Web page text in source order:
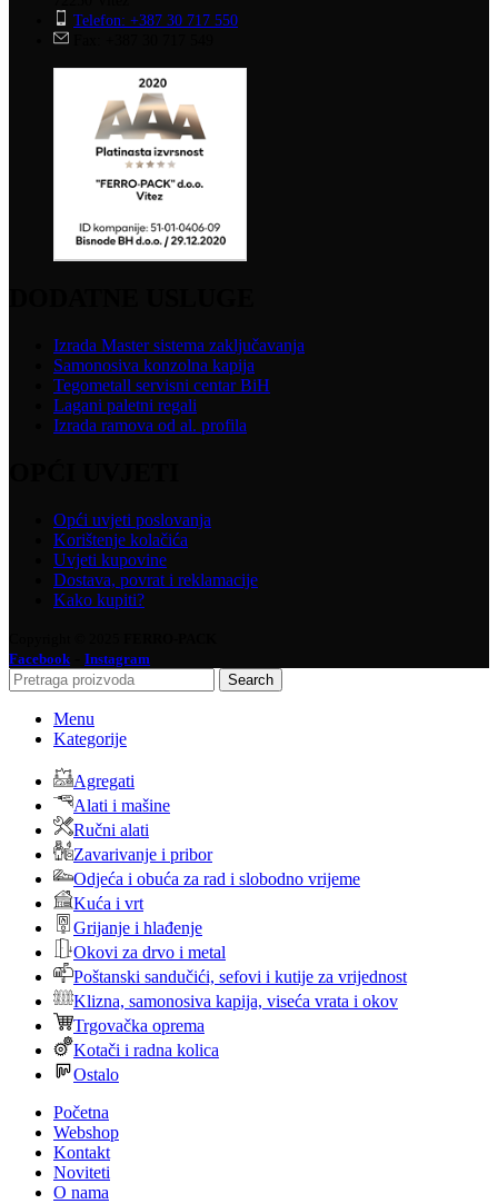
Telefon: +387 30 717 550
Izrada Master sistema zaključavanja
Samonosiva konzolna kapija
Tegometall servisni centar BiH
Lagani paletni regali
Izrada ramova od al. profila
Opći uvjeti poslovanja
Korištenje kolačića
Uvjeti kupovine
Dostava, povrat i reklamacije
Kako kupiti?
Facebook
Instagram
Search
Menu
Kategorije
Agregati
Alati i mašine
Ručni alati
Zavarivanje i pribor
Odjeća i obuća za rad i slobodno vrijeme
Kuća i vrt
Grijanje i hlađenje
Okovi za drvo i metal
Poštanski sandučići, sefovi i kutije za vrijednost
Klizna, samonosiva kapija, viseća vrata i okov
Trgovačka oprema
Kotači i radna kolica
Ostalo
Početna
Webshop
Kontakt
Noviteti
O nama